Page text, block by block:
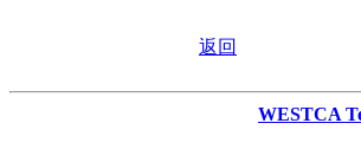
返回
WESTCA